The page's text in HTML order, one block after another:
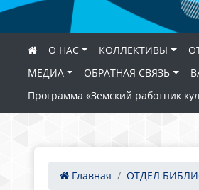
О НАС КОЛЛЕКТИВЫ
МЕДИА
ОБРАТНАЯ СВЯЗЬ
Программа «Земский работник
Главная ОТДЕЛ